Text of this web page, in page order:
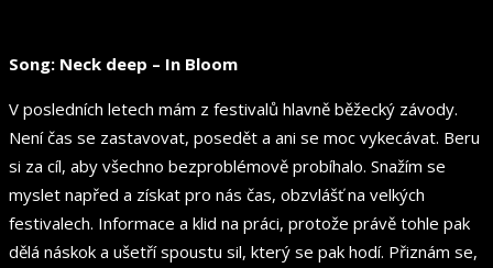
Song: Neck deep – In Bloom
V posledních letech mám z festivalů hlavně běžecký závody.
Není čas se zastavovat, posedět a ani se moc vykecávat. Beru
si za cíl, aby všechno bezproblémově probíhalo. Snažím se
myslet napřed a získat pro nás čas, obzvlášť na velkých
festivalech. Informace a klid na práci, protože právě tohle pak
dělá náskok a ušetří spoustu sil, který se pak hodí. Přiznám se,